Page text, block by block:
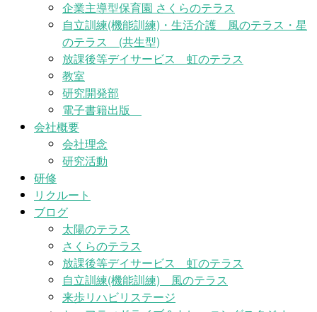
企業主導型保育園 さくらのテラス
自立訓練(機能訓練)・生活介護 風のテラス・星
のテラス (共生型)
放課後等デイサービス 虹のテラス
教室
研究開発部
電子書籍出版
会社概要
会社理念
研究活動
研修
リクルート
ブログ
太陽のテラス
さくらのテラス
放課後等デイサービス 虹のテラス
自立訓練(機能訓練) 風のテラス
来歩リハビリステージ